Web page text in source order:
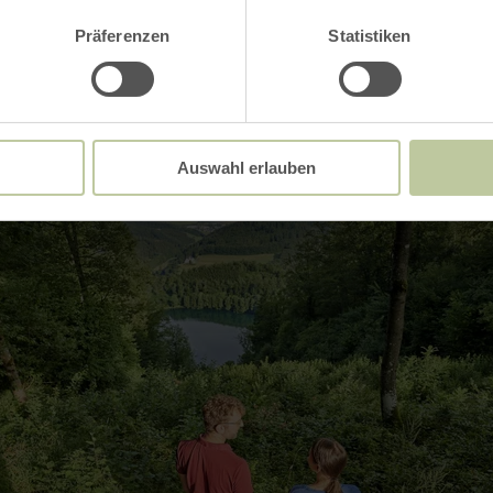
Präferenzen Statistiken
Auswahl erlauben
Impressionen